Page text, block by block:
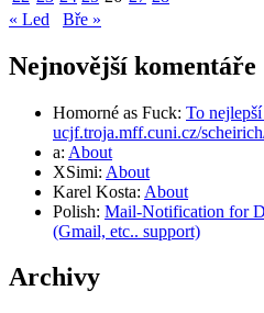
« Led
Bře »
Nejnovější komentáře
Homorné as Fuck: To
ucjf.troja.mff.cuni.cz/
a: About
XSimi: About
Karel Kosta: About
Polish: Mail-Notification for
(Gmail, etc.. support)
Archivy